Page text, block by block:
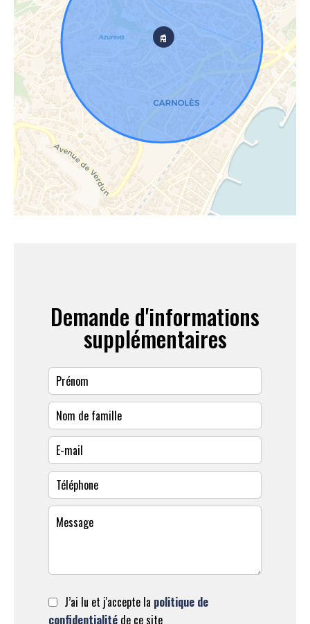
Demande d'informations
supplémentaires
J’ai lu et j'accepte la politique de
confidentialité de ce site